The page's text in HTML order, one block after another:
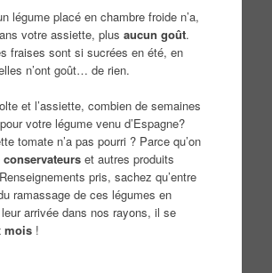
légume placé en chambre froide n’a,
votre assiette, plus aucun goût.
fraises sont si sucrées en été, en
n’ont goût… de rien.
et l’assiette, combien de semaines
votre légume venu d’Espagne?
tomate n’a pas pourri ? Parce qu’on
conservateurs et autres produits
pris, sachez qu’entre
ramassage de ces légumes en
arrivée dans nos rayons, il se
mois!